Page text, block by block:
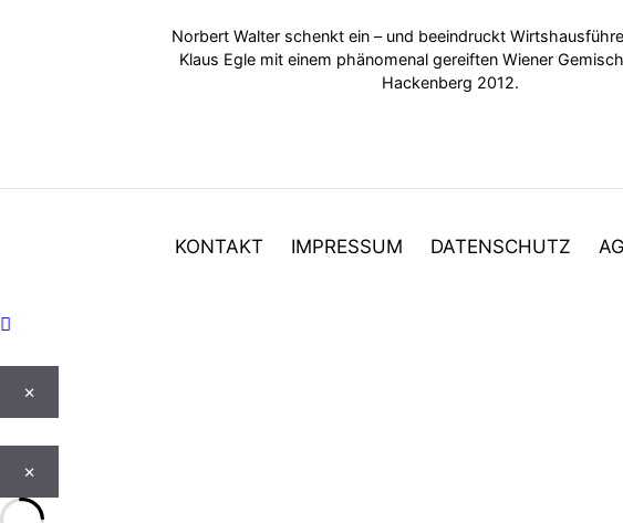
Norbert Walter schenkt ein – und beeindruckt
Klaus Egle mit einem phänomenal gereiften Wiener
Hackenberg 2012.
KONTAKT IMPRESSUM DATENSCHUTZ
×
×